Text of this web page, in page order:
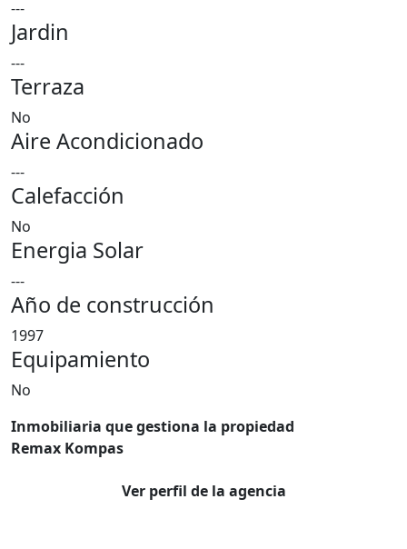
---
Jardin
---
Terraza
No
Aire Acondicionado
---
Calefacción
No
Energia Solar
---
Año de construcción
1997
Equipamiento
No
Inmobiliaria que gestiona la propiedad
Remax Kompas
Ver perfil de la agencia